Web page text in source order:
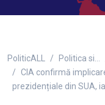
PoliticALL Politica si…
CIA confirmă
prezidențiale din SUA,